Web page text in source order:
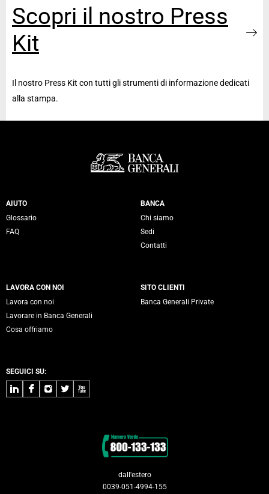
Scopri il nostro Press
Kit
Il nostro Press Kit con tutti gli strumenti di informazione dedicati
alla stampa.
Servizi Banca Generali
AIUTO
Glossario
FAQ
BANCA
Chi siamo
Sedi
Contatti
LAVORA CON NOI
Lavora con noi
Lavorare in Banca Generali
Cosa offriamo
SITO CLIENTI
Banca Generali Private
SEGUICI SU:
LinkedInFacebook
Instagram
TwitterYoutube
dall'estero
0039-051-4994-155